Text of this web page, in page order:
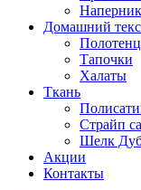
Домашний
Тапочки
Халаты
Ткань
Страйп
Шелк
Акции
Контакты